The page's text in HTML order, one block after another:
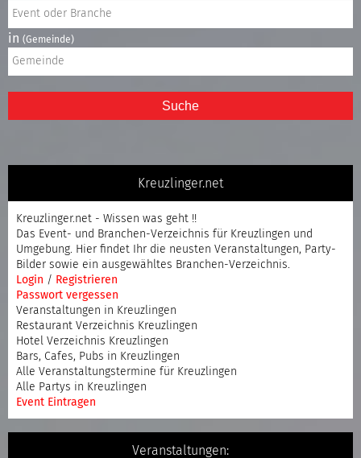
in (Gemeinde)
Suche
Kreuzlinger.net
Kreuzlinger.net - Wissen was geht !!
Das Event- und Branchen-Verzeichnis für Kreuzlingen und
Umgebung. Hier findet Ihr die neusten Veranstaltungen, Party-
Bilder sowie ein ausgewähltes Branchen-Verzeichnis.
Login / Registrieren
Passwort vergessen
Veranstaltungen in Kreuzlingen
Restaurant Verzeichnis Kreuzlingen
Hotel Verzeichnis Kreuzlingen
Bars, Cafes, Pubs in Kreuzlingen
Alle Veranstaltungstermine für Kreuzlingen
Alle Partys in Kreuzlingen
Event Eintragen
Veranstaltungen: